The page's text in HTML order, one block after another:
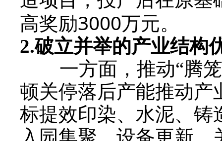
高奖励3000万元。
2.破立并举的产业结构
一方面，推动“腾笼
顿关停落后产能推动产
标提效印染、水泥、铸